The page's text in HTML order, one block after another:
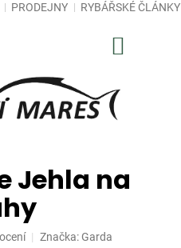
PRODEJNY RYBÁŘSKÉ ČLÁNKY
Jehla na
Značka: Garda